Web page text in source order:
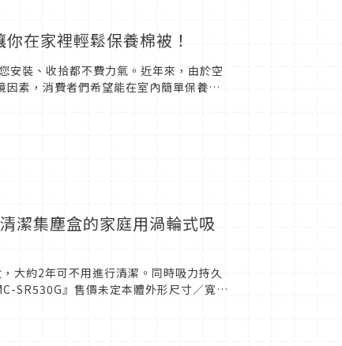
在家裡輕鬆保養棉被！
裝、收拾都不費力氣。近年來，由於空
素，消費者們希望能在室內簡單保養棉
潔集塵盒的家庭用渦輪式吸
約2年可不用進行清潔。同時吸力持久
SR530G』售價未定本體外形尺寸／寬